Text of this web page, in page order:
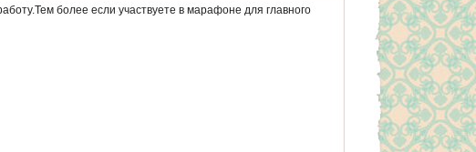
более если участвуете в марафоне для главного